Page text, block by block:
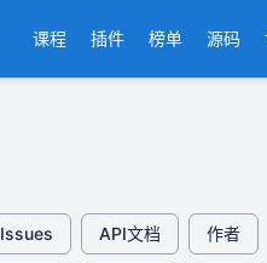
课程 插件 榜单 源码
Issues API文档 作者